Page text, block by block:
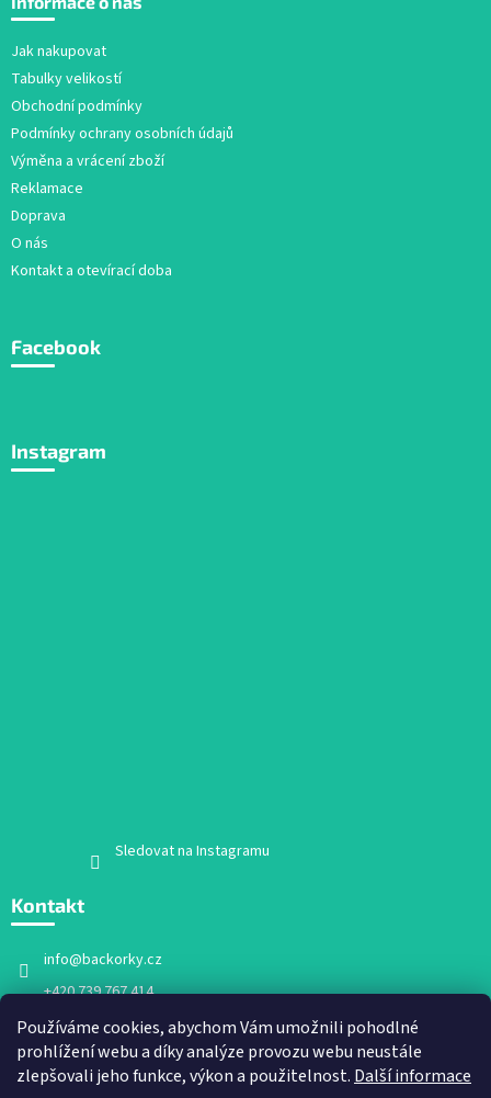
Používáme cookies, abychom Vám umožnili pohodlné
prohlížení webu a díky analýze provozu webu neustále
zlepšovali jeho funkce, výkon a použitelnost. Další informace
p
Jak nakupovat
Tabulky velikostí
Obchodní podmínky
Podmínky ochrany osobních údajů
Výměna a vrácení zboží
Reklamace
Doprava
O nás
Kontakt a otevírací doba
Facebook
Instagram
Sledovat na Instagramu
Kontakt
info@backorky.cz
+420 739 767 414
Facebook
backorky.cz